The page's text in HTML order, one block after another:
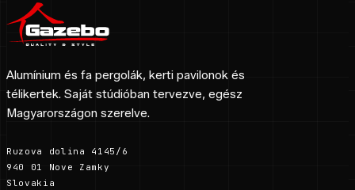
Alumínium és fa pergolák, kerti pavilonok és
télikertek. Saját stúdióban tervezve, egész
Magyarországon szerelve.
Ruzova dolina 4145/6
940 01 Nove Zamky
Slovakia